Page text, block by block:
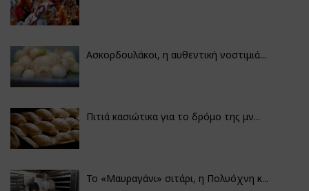
Ασκορδουλάκοι, η αυθεντική νοστιμιά...
Πιτιά κασιώτικα για το δρόμο της μν...
Το «Μαυραγάνι» σιτάρι, η Πολυόχνη κ...